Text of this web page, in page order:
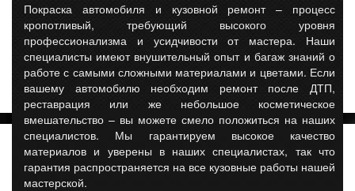
Покраска автомобиля и кузовной ремонт – процесс
кропотливый, требующий высокого уровня
профессионализма и усидчивости от мастера. Наши
специалисты имеют внушительный опыт и багаж знаний о
работе с самыми сложными материалами и цветами. Если
вашему автомобилю необходим ремонт после ДТП,
реставрация или же небольшое косметическое
вмешательство – вы можете смело положиться на наших
специалистов. Мы гарантируем высокое качество
материалов и уверены в наших специалистах, так что
гарантия распространяется на все кузовные работы нашей
мастерской.